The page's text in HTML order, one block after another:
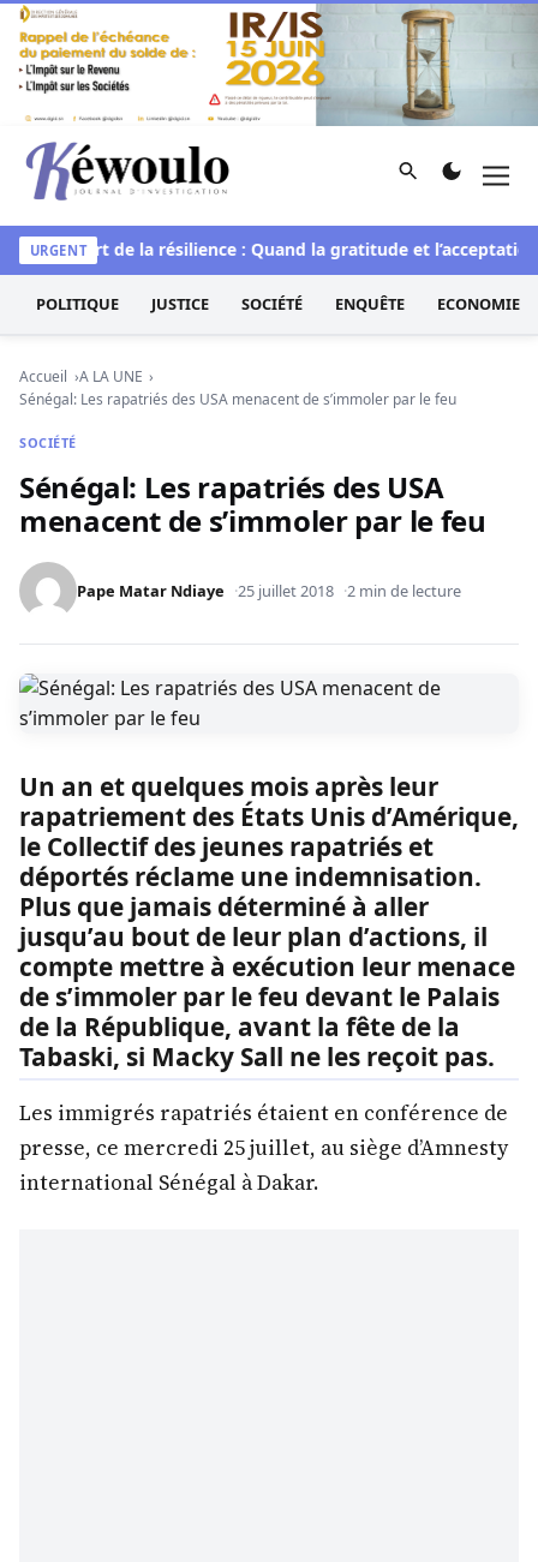
Aller au contenu
Kéwoulo, le premier site d'information et d'investigation
Rechercher
URGENT
L’art de la résilience : Quand la gratitude et l’acceptation
POLITIQUE JUSTICE SOCIÉTÉ ENQUÊTE ECONOMIE
Accueil
A LA UNE
Sénégal: Les rapatriés des USA menacent de s’immoler par le feu
SOCIÉTÉ
Sénégal: Les rapatriés des USA
menacent de s’immoler par le feu
Pape Matar Ndiaye 25 juillet 2018 2 min de lecture
Un an et quelques mois après leur
rapatriement des États Unis d’Amérique,
le Collectif des jeunes rapatriés et
déportés réclame une indemnisation.
Plus que jamais déterminé à aller
jusqu’au bout de leur plan d’actions, il
compte mettre à exécution leur menace
de s’immoler par le feu devant le Palais
de la République, avant la fête de la
Tabaski, si Macky Sall ne les reçoit pas.
Les immigrés rapatriés étaient en conférence de
presse, ce mercredi 25 juillet, au siège d’Amnesty
international Sénégal à Dakar.